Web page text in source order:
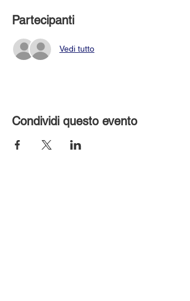
Partecipanti
Vedi tutto
Condividi questo evento